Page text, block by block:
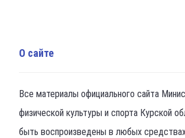
О сайте
Все материалы официального сайта
физической культуры и спорта Курской
быть воспроизведены в любых